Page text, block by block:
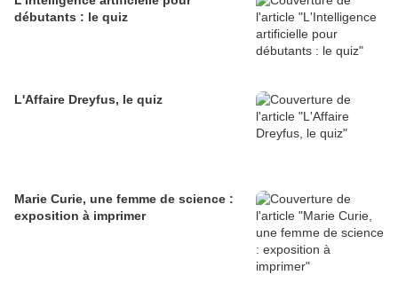
débutants : le quiz
L'Affaire Dreyfus, le quiz
Marie Curie, une femme de science :
exposition à imprimer